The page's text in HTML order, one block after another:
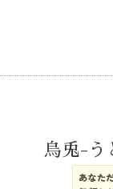
烏兎-